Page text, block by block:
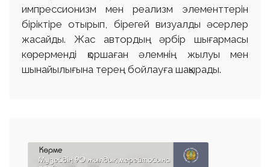
импрессионизм мен реализм элементтерін
біріктіре отырып, бірегей визуалды әсерлер
жасайды. Жас автордың әрбір шығармасы
көрерменді қоршаған әлемнің жылуы мен
шынайылығына терең бойлауға шақырады.